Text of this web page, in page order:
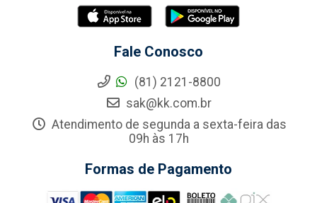
Fale Conosco
(81) 2121-8800
sak@kk.com.br
Atendimento de segunda a sexta-feira das
09h às 17h
Formas de Pagamento